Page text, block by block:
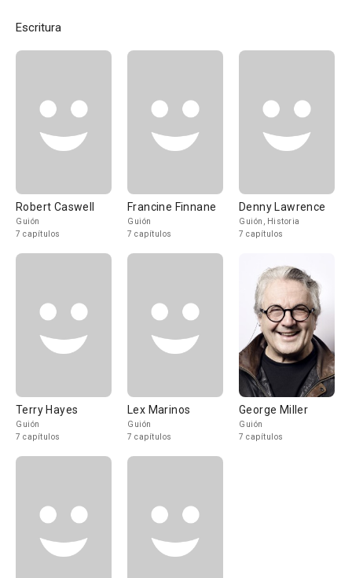
Escritura
Robert Caswell
Guión
7 capítulos
Francine Finnane
Guión
7 capítulos
Denny Lawrence
Guión, Historia
7 capítulos
Terry Hayes
Guión
7 capítulos
Lex Marinos
Guión
7 capítulos
George Miller
Guión
7 capítulos